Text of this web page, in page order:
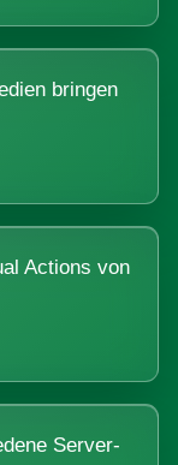
bringen
Actions von
Server-